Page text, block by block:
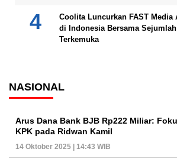
Coolita Luncurkan FAST Media
di Indonesia Bersama
Terkemuka
NASIONAL
Arus Dana Bank BJB Rp222 Miliar:
KPK pada Ridwan Kamil
14 Oktober 2025 | 14:43 WIB